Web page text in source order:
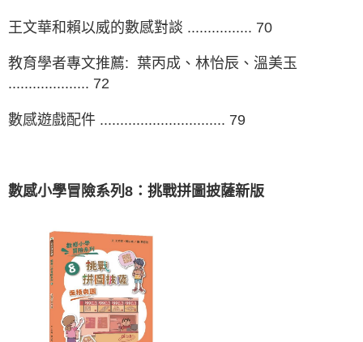
王文華和賴以威的數感對談 ................ 70
教育學者專文推薦: 葉丙成、林怡辰、溫美玉
.................... 72
數感遊戲配件 ............................... 79
數感小學冒險系列8：挑戰拼圖披薩新版